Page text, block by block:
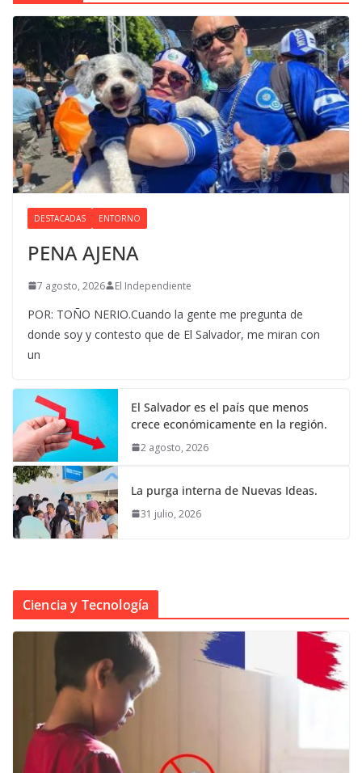
DESTACADAS ENTORNO
PENA AJENA
7 agosto, 2026 El Independiente
POR: TOÑO NERIO.Cuando la gente me pregunta de
donde soy y contesto que de El Salvador, me miran con
un
El Salvador es el país que menos
crece económicamente en la región.
2 agosto, 2026
La purga interna de Nuevas Ideas.
31 julio, 2026
Ciencia y Tecnología